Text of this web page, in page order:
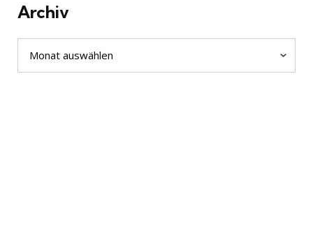
Archiv
Archiv